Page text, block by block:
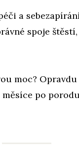
a
spoje
moc?
po